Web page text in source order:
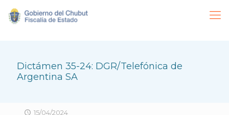
Dictámen 35-24: DGR/Telefónica de
Argentina SA
15/04/2024